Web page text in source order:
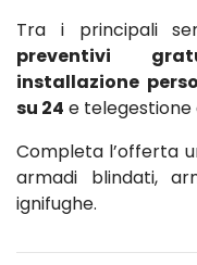
Tra i principali
preventivi
installazione
su 24 e telegestione
Completa l’offerta
armadi blindati,
ignifughe.